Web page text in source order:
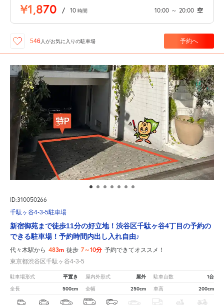
¥1,870 / 10 時間 10:00 ～ 20:00 空
546 人がお気に入りの駐車場 予約へ
ID:310050266
千駄ヶ谷4-3-5駐車場
新宿御苑まで徒歩11分の好立地！渋谷区千駄ヶ谷4丁目の予約の
できる駐車場！予約時間内出し入れ自由♪
代々木駅から 483m 徒歩 7～10分 予約できてオススメ！
東京都渋谷区千駄ヶ谷4-3-5
駐車場形式 平置き 屋内外形式 屋外 駐車台数 1台
全長 500cm 全幅 250cm 車高 200cm